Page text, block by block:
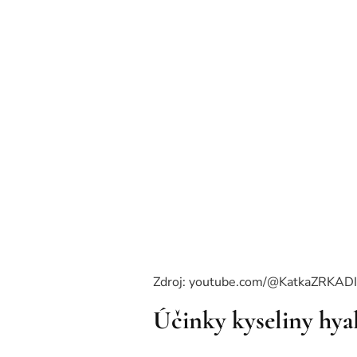
Zdroj: youtube.com/
Účinky kyseliny